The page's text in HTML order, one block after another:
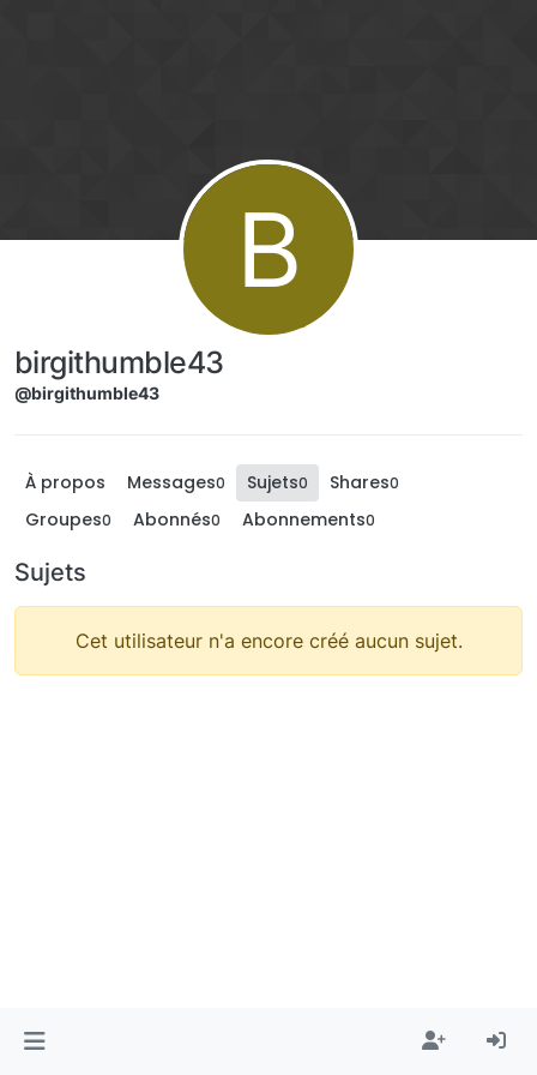
B
birgithumble43
@birgithumble43
À propos Messages0 Sujets0 Shares0
Groupes0 Abonnés0 Abonnements0
Sujets
Cet utilisateur n'a encore créé aucun sujet.